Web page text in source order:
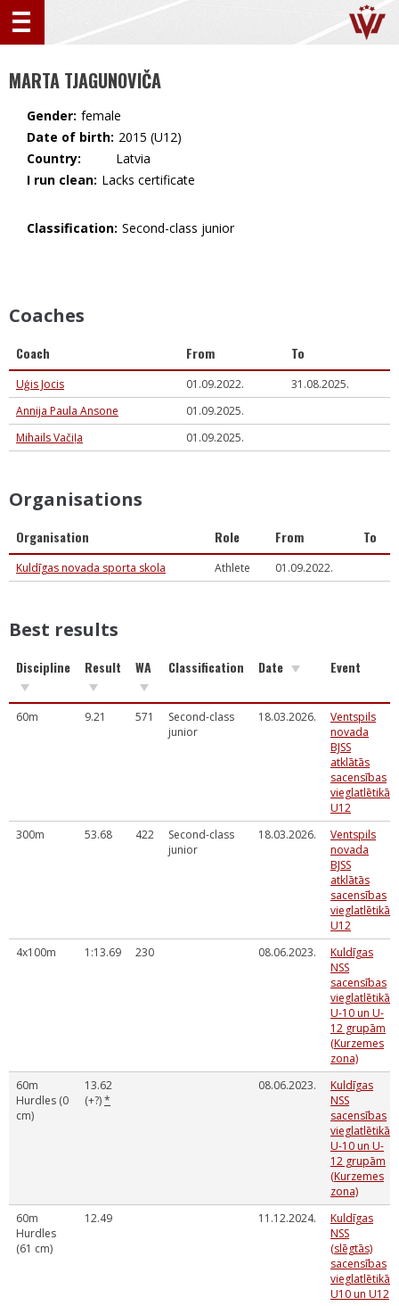
MARTA TJAGUNOVIČA
Gender: female
Date of birth: 2015 (U12)
Country:
🇱🇻 Latvia
I run clean: Lacks certificate
Classification: Second-class junior
Coaches
Coach From To
Uģis Jocis 01.09.2022.
31.08.2025.
Annija Paula Ansone
01.09.2025.
Mihails Vačiļa
01.09.2025.
Organisations
Organisation Role From To
Kuldīgas novada sporta skola Athlete 01.09.2022.
Best results
Discipline Result WA Classification Date Event
60m 9.21 571
Second-class
junior
18.03.2026.
Ventspils
novada
BJSS
atklātās
sacensības
vieglatlētikā
U12
300m
53.68 422
Second-class
junior
18.03.2026.
Ventspils
novada
BJSS
atklātās
sacensības
vieglatlētikā
U12
4x100m
1:13.69 230 08.06.2023.
Kuldīgas
NSS
sacensības
vieglatlētikā
U-10 un U-
12 grupām
(Kurzemes
zona)
60m
Hurdles (0
cm)
13.62
(+?)*
08.06.2023.
Kuldīgas
NSS
sacensības
vieglatlētikā
U-10 un U-
12 grupām
(Kurzemes
zona)
60m
Hurdles
(61 cm)
12.49 11.12.2024.
Kuldīgas
NSS
(slēgtās)
sacensības
vieglatlētikā
U10 un U12